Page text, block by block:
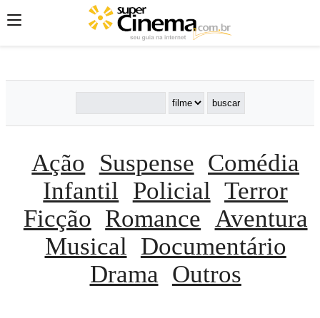
';';
Ação Suspense Comédia
Infantil
Policial Terror
Ficção Romance Aventura
Musical
Documentário
Drama Outros